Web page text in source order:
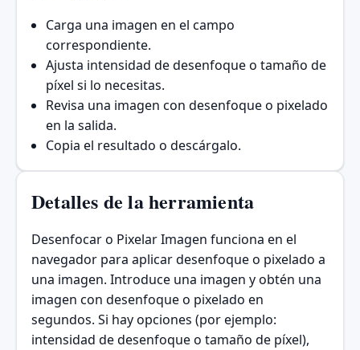
Carga una imagen en el campo
correspondiente.
Ajusta intensidad de desenfoque o tamaño de
píxel si lo necesitas.
Revisa una imagen con desenfoque o pixelado
en la salida.
Copia el resultado o descárgalo.
Detalles de la herramienta
Desenfocar o Pixelar Imagen funciona en el
navegador para aplicar desenfoque o pixelado a
una imagen. Introduce una imagen y obtén una
imagen con desenfoque o pixelado en
segundos. Si hay opciones (por ejemplo:
intensidad de desenfoque o tamaño de píxel),